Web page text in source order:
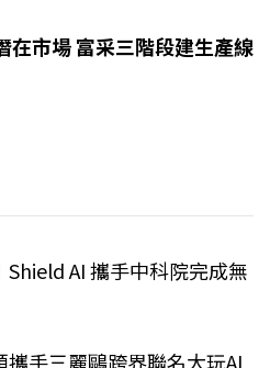
市場 富采三階段建生產線
AI 攜手中科院完成無
手三麗鷗跨界聯名大玩AI